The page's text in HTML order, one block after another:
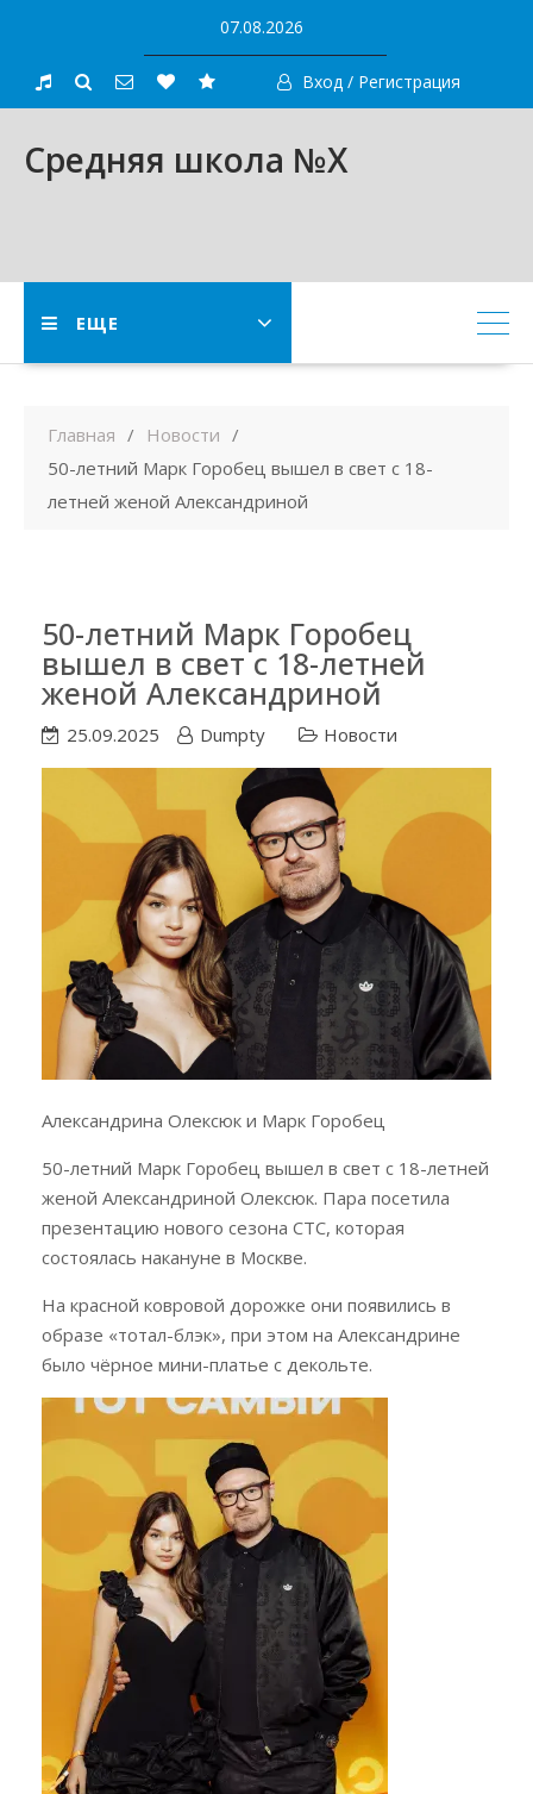
content
07.08.2026
Вход / Регистрация
Средняя школа №X
ЕЩЕ
Главная
Новости
50-летний Марк Горобец вышел в свет с 18-
летней женой Александриной
50-летний Марк Горобец
вышел в свет с 18-летней
женой Александриной
25.09.2025 Dumpty Новости
Александрина Олексюк и Марк Горобец
50-летний Марк Горобец вышел в свет с 18-летней
женой Александриной Олексюк. Пара посетила
презентацию нового сезона СТС, которая
состоялась накануне в Москве.
На красной ковровой дорожке они появились в
образе «тотал-блэк», при этом на Александрине
было чёрное мини-платье с декольте.